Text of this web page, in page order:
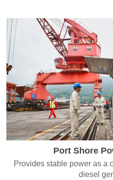
Port Shore
Provides stable power as a
diesel